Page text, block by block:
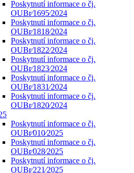
Poskytnutí informace o čj.
OUBr⁄1695⁄2024
Poskytnutí informace o čj.
OUBr⁄1818⁄2024
Poskytnutí informace o čj.
OUBr⁄1822⁄2024
Poskytnutí informace o čj.
OUBr⁄1823⁄2024
Poskytnutí informace o čj.
OUBr⁄1831⁄2024
Poskytnutí informace o čj.
OUBr⁄1820⁄2024
Poskytnutí informace o čj.
OUBr⁄010⁄2025
Poskytnutí informace o čj.
OUBr⁄028⁄2025
Poskytnutí informace o čj.
OUBr⁄221⁄2025